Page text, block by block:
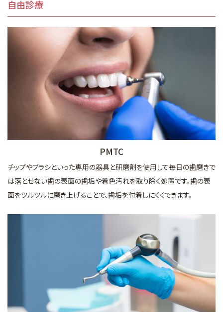
自由診療
PMTC
チップやブラシといった専用の器具と研磨剤を使用して毎日の歯磨きで
は落とせない歯の表面の歯垢や着色汚れを取り除く処置です。歯の表
面をツルツルに磨き上げることで、歯垢を付着しにくくできます。